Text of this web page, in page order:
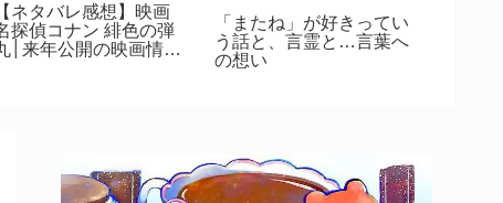
【ネタバレ感想】映画
探偵コナン 緋色の弾
│来年公開の映画情報
「またね」が好きってい
う話と、言霊と…言葉へ
の想い